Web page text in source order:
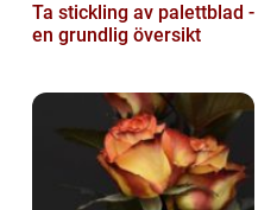
Ta stickling av palettblad -
en grundlig översikt